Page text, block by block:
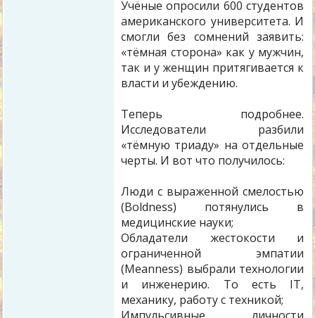
Учёные опросили 600 студентов
американского университета. И
смогли без сомнений заявить:
«тёмная сторона» как у мужчин,
так и у женщин притягивается к
власти и убеждению.
Теперь подробнее.
Исследователи разбили
«тёмную триаду» на отдельные
черты. И вот что получилось:
Люди с выраженной смелостью
(Boldness) потянулись в
медицинские науки;
Обладатели жестокости и
ограниченной эмпатии
(Meanness) выбрали технологии
и инженерию. То есть IT,
механику, работу с техникой;